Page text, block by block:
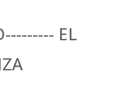
EL